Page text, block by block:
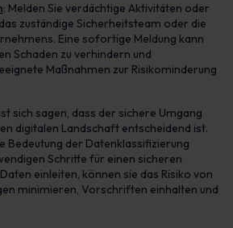
: Melden Sie verdächtige Aktivitäten oder
zuständige Sicherheitsteam oder die
Eine sofortige Meldung kann
Schaden zu verhindern und
Maßnahmen zur Risikominderung
sich sagen, dass der sichere Umgang
digitalen Landschaft entscheidend ist.
Bedeutung der Datenklassifizierung
Schritte für einen sicheren
einleiten, können sie das Risiko von
minimieren, Vorschriften einhalten und